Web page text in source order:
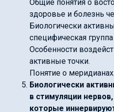
Общие понятия о
здоровье и болезнь
Биологически
специфическая
Особенности
активные точки.
Понятие о меридианах.
Биологически
в стимуляции нервов,
которые